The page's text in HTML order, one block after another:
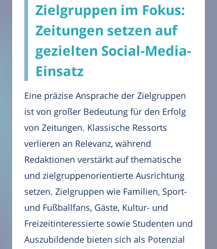
Zielgruppen im Fokus:
Zeitungen setzen auf
gezielten Social-Media-
Einsatz
Eine präzise Ansprache der Zielgruppen
ist von großer Bedeutung für den Erfolg
von Zeitungen. Klassische Ressorts
verlieren an Relevanz, während
Redaktionen verstärkt auf thematische
und zielgruppenorientierte Ausrichtung
setzen. Zielgruppen wie Familien, Sport-
und Fußballfans, Gäste, Kultur- und
Freizeitinteressierte sowie Studenten und
Auszubildende bieten sich als Potenzial